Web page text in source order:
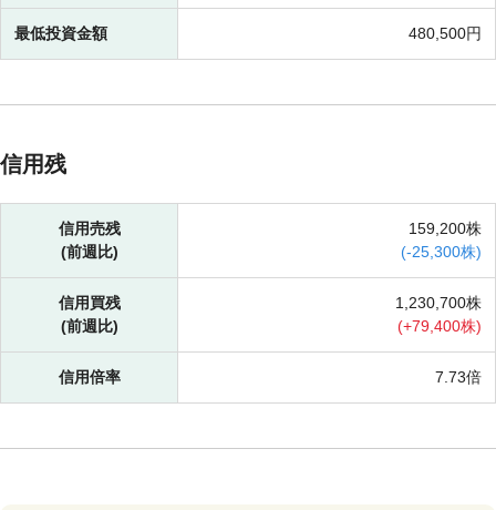
最低投資金額 480,500円
信用残
信用売残
(前週比)
159,200株
(-25,300株)
信用買残
(前週比)
1,230,700株
(+79,400株)
信用倍率 7.73倍